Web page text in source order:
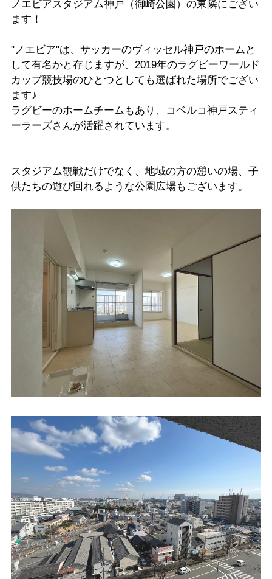
ノエビアスタジアム神戸（御崎公園）の東隣にござい
ます！
"ノエビア"は、サッカーのヴィッセル神戸のホームと
して有名かと存じますが、2019年のラグビーワールド
カップ競技場のひとつとしても選ばれた場所でござい
ます♪
ラグビーのホームチームもあり、コベルコ神戸スティ
ーラーズさんが活躍されています。
スタジアム観戦だけでなく、地域の方の憩いの場、子
供たちの遊び回れるような公園広場もございます。